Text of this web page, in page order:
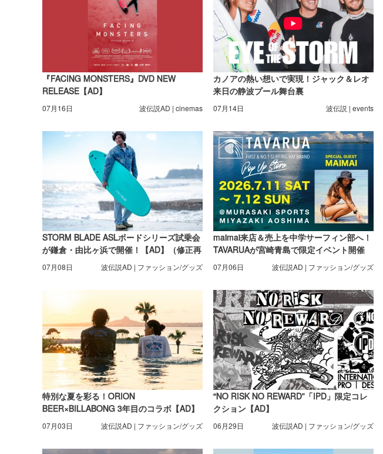
『FACING MONSTERS』DVD NEW
RELEASE【AD】
07月16日 波伝説AD | cinemas
カノアの熱い想いで実現！ジャック＆レオ
来日の静波プール舞台裏
07月14日 波伝説 | events
STORM BLADE ASLボードシリーズ試乗会
が鎌倉・由比ヶ浜で開催！【AD】（修正再
掲載）
07月08日 波伝説AD | ファッション/グッズ
maimai来店＆売上を中学サーフィン部へ！
TAVARUAが宮崎青島で限定イベント開催
【AD】
07月06日 波伝説AD | ファッション/グッズ
特別な夏を彩る！ORION
BEER×BILLABONG 3年目のコラボ【AD】
07月03日 波伝説AD | ファッション/グッズ
“NO RISK NO REWARD”「IPD」限定コレ
クション【AD】
06月29日 波伝説AD | ファッション/グッズ